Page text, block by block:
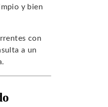
y bien
con
a un